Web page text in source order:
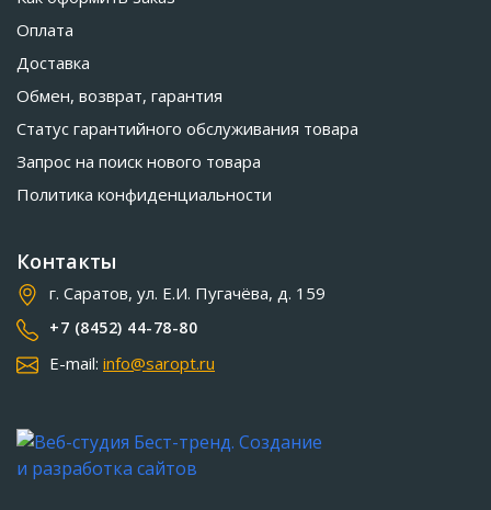
Оплата
Доставка
Обмен, возврат, гарантия
Статус гарантийного обслуживания товара
Запрос на поиск нового товара
Политика конфиденциальности
Контакты
г. Саратов, ул. Е.И. Пугачёва, д. 159
+7 (8452) 44-78-80
E-mail: info@saropt.ru